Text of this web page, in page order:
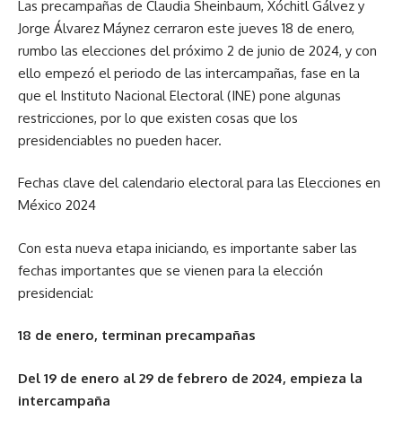
Las precampañas de Claudia Sheinbaum, Xóchitl Gálvez y
Jorge Álvarez Máynez cerraron este jueves 18 de enero,
rumbo las elecciones del próximo 2 de junio de 2024, y con
ello empezó el periodo de las intercampañas, fase en la
que el Instituto Nacional Electoral (INE) pone algunas
restricciones, por lo que existen cosas que los
presidenciables no pueden hacer.
Fechas clave del calendario electoral para las Elecciones en
México 2024
Con esta nueva etapa iniciando, es importante saber las
fechas importantes que se vienen para la elección
presidencial:
18 de enero, terminan precampañas
Del 19 de enero al 29 de febrero de 2024, empieza la
intercampaña